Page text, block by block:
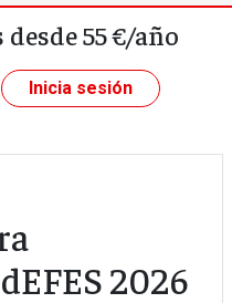
55 €/año
Inicia sesión
2026